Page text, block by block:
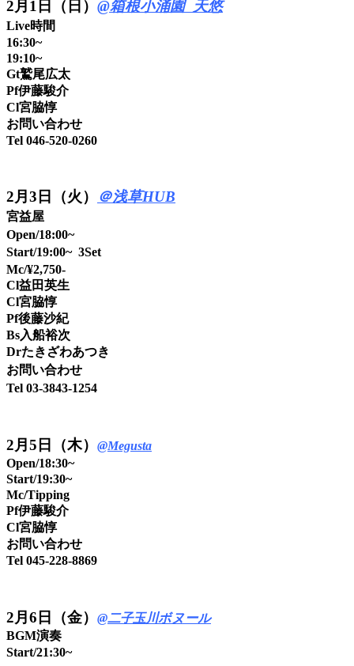
2月1日（日） @箱根小涌園 天悠
Live時間
16:30~
19:10~
Gt鷲尾広太
Pf伊藤駿介
Cl宮脇惇
お問い合わせ
Tel 046-520-0260
2月3日（火） ＠浅草HUB
宮益屋
Open/18:00~
Start/19:00~ 3Set
Mc/¥2,750-
Cl益田英生
Cl宮脇惇
Pf後藤沙紀
Bs入船裕次
Drたきざわあつき
お問い合わせ
Tel 03-3843-1254
2月5日（木） @Megusta
Open/18:30~
Start/19:30~
Mc/Tipping
Pf伊藤駿介
Cl宮脇惇
お問い合わせ
Tel 045-228-8869
2月6日（金） @二子玉川ボヌール
BGM演奏
Start/21:30~